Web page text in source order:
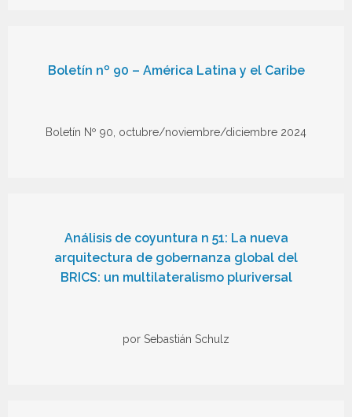
Boletín nº 90 – América Latina y el Caribe
Boletín Nº 90, octubre/noviembre/diciembre 2024
Análisis de coyuntura n 51: La nueva
arquitectura de gobernanza global del
BRICS: un multilateralismo pluriversal
por Sebastián Schulz